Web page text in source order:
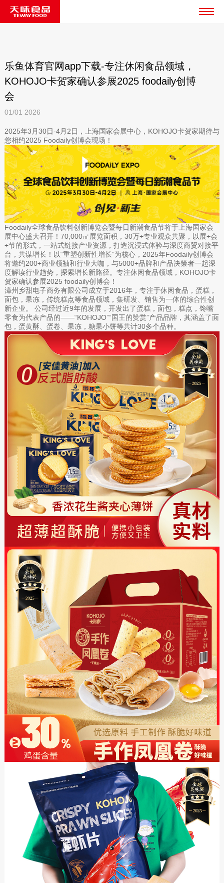
乐鱼体育官网app下载-专注休闲食品领域，
KOHOJO卡贺家确认参展2025 foodaily创博
会
01/01 2026
2025年3月30日-4月2日，上海国家会展中心，KOHOJO卡贺家期待与
您相约2025 Foodaily创博会现场！
Foodaily全球食品饮料创新博览会暨每日新潮食品节将于上海国家会
展中心盛大召开！70,000㎡展览面积，30万+专业观众共聚，以展+会
+节的形式，一站式链接产业资源，打造沉浸式体验与深度商贸对接平
台，共谋增长！以“重塑创新性增长”为核心，2025年Foodaily创博会
将邀约200+商业领袖和行业大咖，与5000+品牌和产品决策者一起深
度解读行业趋势，探索增长新路径。专注休闲食品领域，KOHOJO卡
贺家确认参展2025 foodaily创博会！
漳州乡甜电子商务有限公司成立于2016年，专注于休闲食品，蛋糕，
面包，果冻，传统糕点等食品领域，集研发、销售为一体的综合性创
新企业。 公司经过近9年的发展，开发出了蛋糕，面包，糕点，馋嘴
零食为代表产品的——“KOHOJO”“国王的赞赏”产品品牌，其涵盖了面
包，蛋黄酥、蛋卷、果冻，糖果小饼等共计30多个品种。